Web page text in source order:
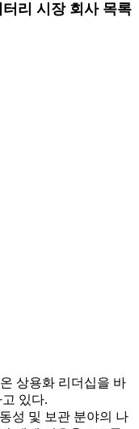
리 시장 회사 목록
상용화 리더십을 바
있다.
성 및 보관 분야의 나